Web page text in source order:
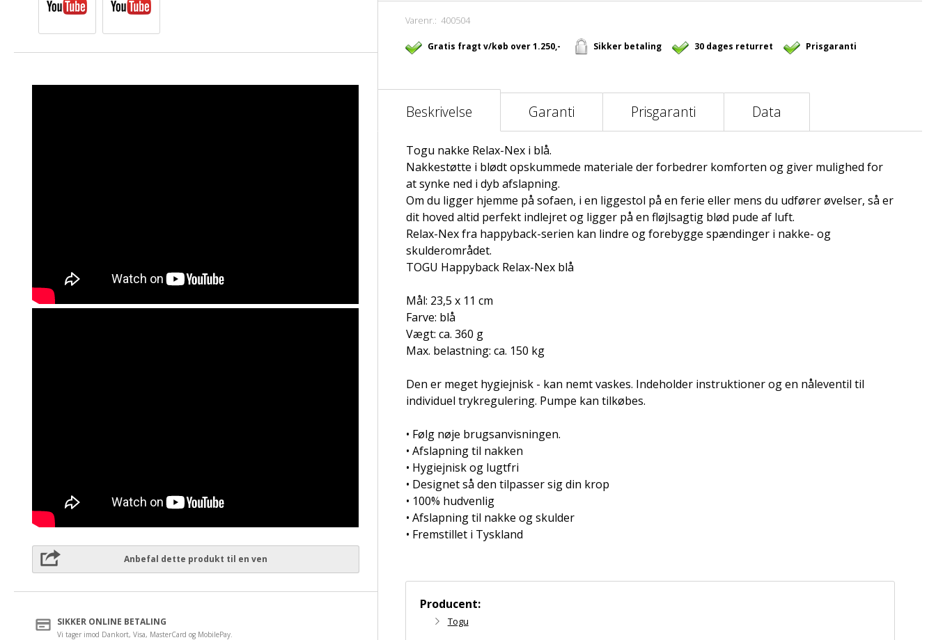
Varenr.: 400504
Gratis fragt v/køb over 1.250,- Sikker betaling 30 dages returret Prisgaranti
Beskrivelse Garanti Prisgaranti Data
Togu nakke Relax-Nex i blå.
Nakkestøtte i blødt opskummede materiale der forbedrer komforten og giver mulighed for
at synke ned i dyb afslapning.
Om du ligger hjemme på sofaen, i en liggestol på en ferie eller mens du udfører øvelser, så er
dit hoved altid perfekt indlejret og ligger på en fløjlsagtig blød pude af luft.
Relax-Nex fra happyback-serien kan lindre og forebygge spændinger i nakke- og
skulderområdet.
TOGU Happyback Relax-Nex blå
Mål: 23,5 x 11 cm
Farve: blå
Vægt: ca. 360 g
Max. belastning: ca. 150 kg
Den er meget hygiejnisk - kan nemt vaskes. Indeholder instruktioner og en nåleventil til
individuel trykregulering. Pumpe kan tilkøbes.
• Følg nøje brugsanvisningen.
• Afslapning til nakken
• Hygiejnisk og lugtfri
• Designet så den tilpasser sig din krop
• 100% hudvenlig
• Afslapning til nakke og skulder
• Fremstillet i Tyskland
Producent:
Togu
Anbefal dette produkt til en ven
SIKKER ONLINE BETALING
Vi tager imod Dankort, Visa, MasterCard og MobilePay.